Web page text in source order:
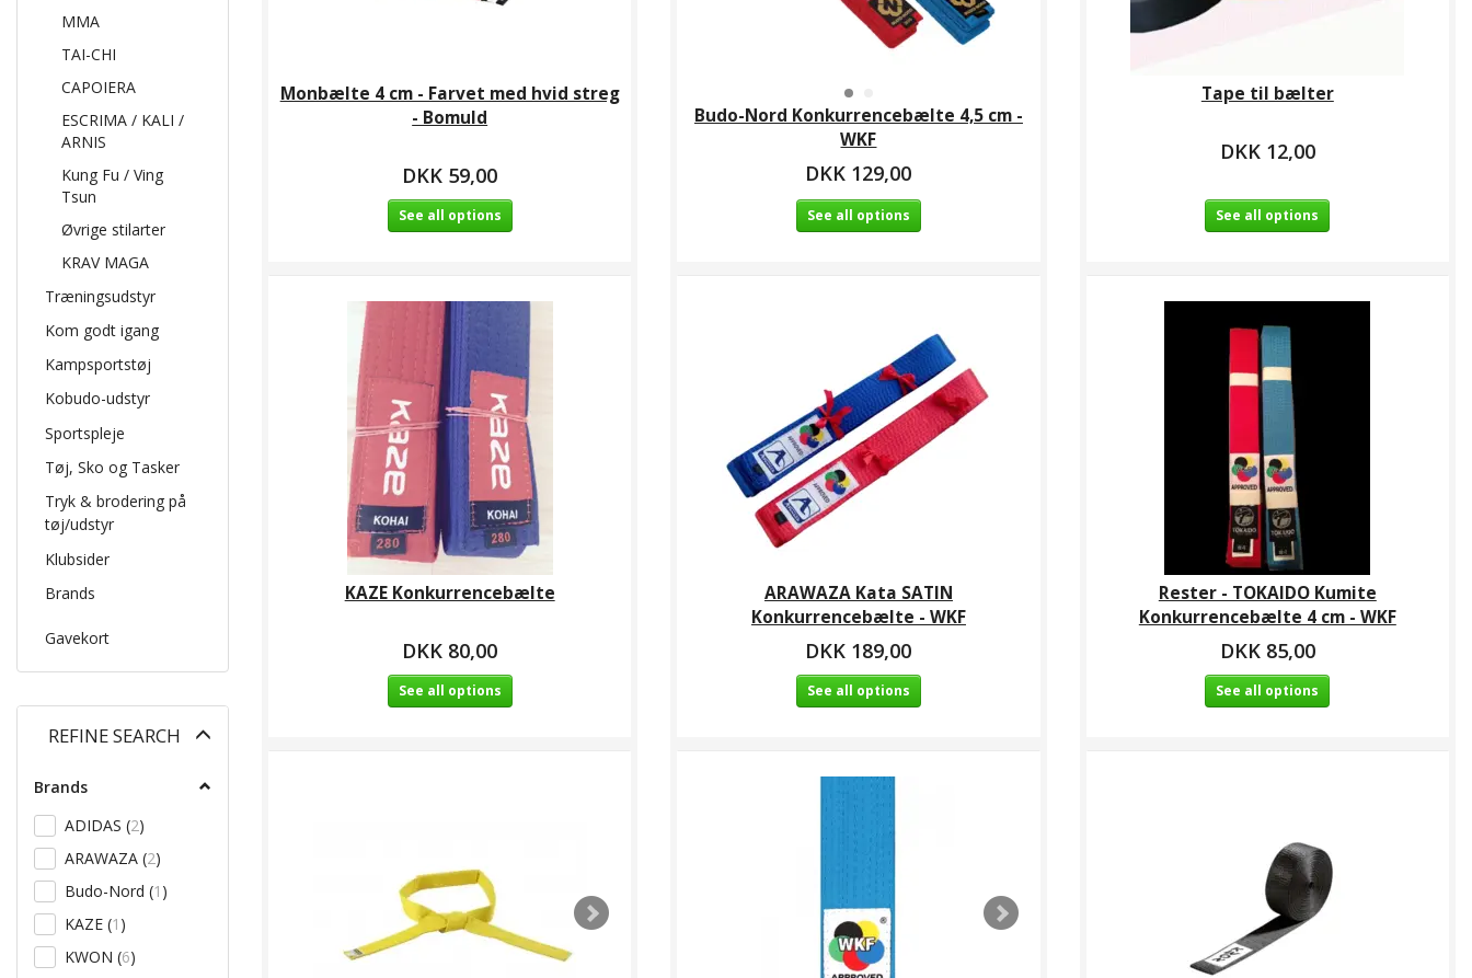
MMA
TAI-CHI
CAPOIERA
ESCRIMA / KALI /
ARNIS
Kung Fu / Ving
Tsun
Øvrige stilarter
KRAV MAGA
Træningsudstyr
Kom godt igang
Kampsportstøj
Kobudo-udstyr
Sportspleje
Tøj, Sko og Tasker
Tryk & brodering på
tøj/udstyr
Klubsider
Brands
Gavekort
REFINE SEARCH
Brands
ADIDAS (2)
ARAWAZA (2)
Budo-Nord (1 )
KAZE (1 )
KWON (6)
Monbælte 4 cm - Farvet med hvid streg
- Bomuld
DKK 59,00
See all options
Budo-Nord Konkurrencebælte 4,5 cm -
WKF
DKK 129,00
See all options
Tape til bælter
DKK 12,00
See all options
KAZE Konkurrencebælte
DKK 80,00
See all options
ARAWAZA Kata SATIN
Konkurrencebælte - WKF
DKK 189,00
See all options
Rester - TOKAIDO Kumite
Konkurrencebælte 4 cm - WKF
DKK 85,00
See all options